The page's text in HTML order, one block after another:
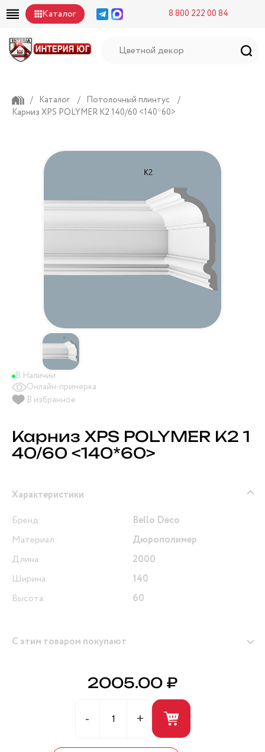
Каталог 8 800 222 00 84
/ Каталог / Потолочный плинтус
/
Карниз XPS POLYMER К2 140/60 <140*60>
В Наличии
Онлайн-примерка
В избранное
Карниз XPS POLYMER К2 1
40/60 <140*60>
Характеристики
Бренд:
Bello Deco
Материал:
Дюрополимер
Длина:
2000
Ширина:
140
Высота:
60
С этим товаром покупают
Герметик универсальный (белый) 280мл ANDRE
BROS
2005.00 ₽